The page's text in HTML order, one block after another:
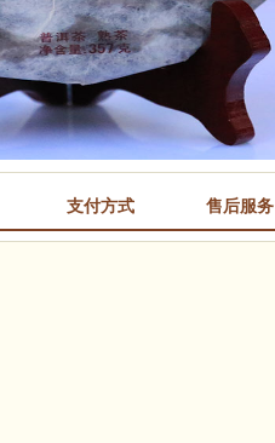
支付方式 售后服务